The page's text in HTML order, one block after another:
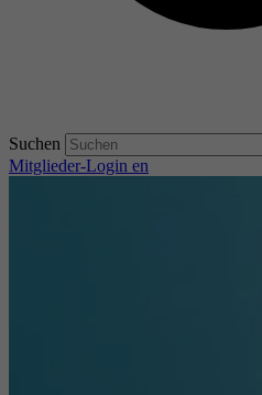
Suchen
Mitglieder-Login en